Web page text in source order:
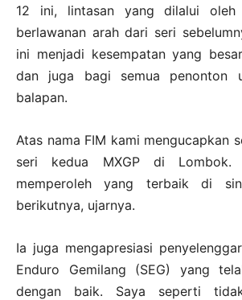
12 ini, lintasan yang dilalui oleh
berlawanan arah dari seri
ini menjadi kesempatan yang
dan juga bagi semua penonton
balapan.
Atas nama FIM kami mengucapkan
seri kedua MXGP di Lombok.
memperoleh yang terbaik di
berikutnya, ujarnya.
Ia juga mengapresiasi
Enduro Gemilang (SEG) yang
dengan baik. Saya seperti